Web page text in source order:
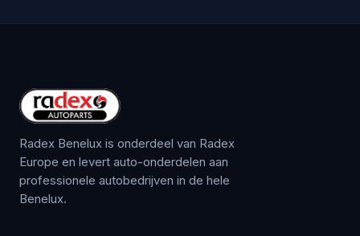
Radex Benelux is onderdeel van Radex
Europe en levert auto-onderdelen aan
professionele autobedrijven in de hele
Benelux.